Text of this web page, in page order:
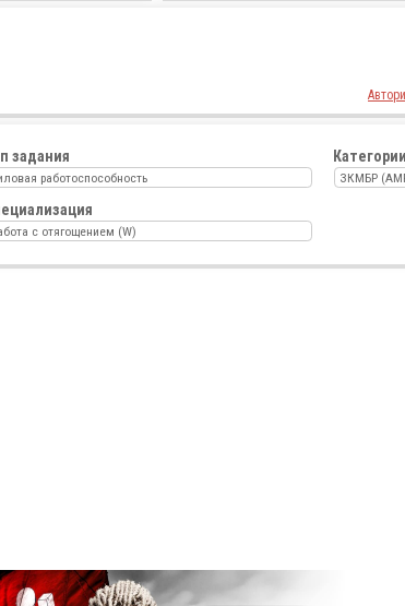
задания
работоспособность
с отягощением (W)
Категории
ЗКМБР